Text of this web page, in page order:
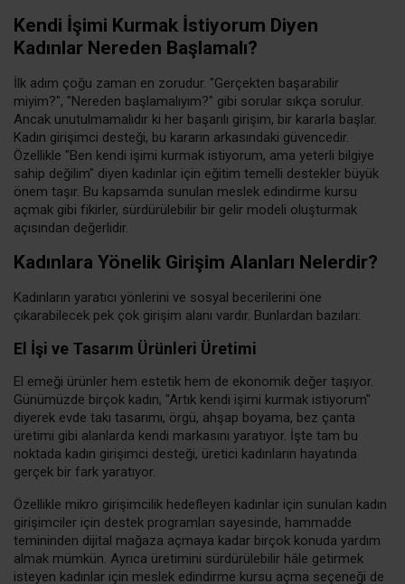
Kendi İşimi Kurmak İstiyorum Diyen
Kadınlar Nereden Başlamalı?
İlk adım çoğu zaman en zorudur. "Gerçekten başarabilir
miyim?", "Nereden başlamalıyım?" gibi sorular sıkça sorulur.
Ancak unutulmamalıdır ki her başarılı girişim, bir kararla başlar.
Kadın girişimci desteği, bu kararın arkasındaki güvencedir.
Özellikle "Ben kendi işimi kurmak istiyorum, ama yeterli bilgiye
sahip değilim" diyen kadınlar için eğitim temelli destekler büyük
önem taşır. Bu kapsamda sunulan meslek edindirme kursu
açmak gibi fikirler, sürdürülebilir bir gelir modeli oluşturmak
açısından değerlidir.
Kadınlara Yönelik Girişim Alanları Nelerdir?
Kadınların yaratıcı yönlerini ve sosyal becerilerini öne
çıkarabilecek pek çok girişim alanı vardır. Bunlardan bazıları:
El İşi ve Tasarım Ürünleri Üretimi
El emeği ürünler hem estetik hem de ekonomik değer taşıyor.
Günümüzde birçok kadın, "Artık kendi işimi kurmak istiyorum"
diyerek evde takı tasarımı, örgü, ahşap boyama, bez çanta
üretimi gibi alanlarda kendi markasını yaratıyor. İşte tam bu
noktada kadın girişimci desteği, üretici kadınların hayatında
gerçek bir fark yaratıyor.
Özellikle mikro girişimcilik hedefleyen kadınlar için sunulan kadın
girişimciler için destek programları sayesinde, hammadde
temininden dijital mağaza açmaya kadar birçok konuda yardım
almak mümkün. Ayrıca üretimini sürdürülebilir hâle getirmek
isteyen kadınlar için meslek edindirme kursu açma seçeneği de